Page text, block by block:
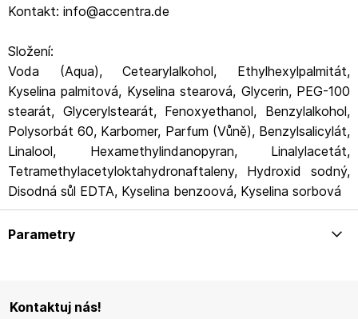
Kontakt: info@accentra.de
Složení:
Voda (Aqua), Cetearylalkohol, Ethylhexylpalmitát,
Kyselina palmitová, Kyselina stearová, Glycerin, PEG-100
stearát, Glycerylstearát, Fenoxyethanol, Benzylalkohol,
Polysorbát 60, Karbomer, Parfum (Vůně), Benzylsalicylát,
Linalool, Hexamethylindanopyran, Linalylacetát,
Tetramethylacetyloktahydronaftaleny, Hydroxid sodný,
Disodná sůl EDTA, Kyselina benzoová, Kyselina sorbová
Parametry
Kontaktuj nás!